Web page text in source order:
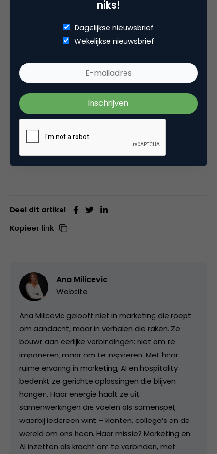
eerlijke en opvallend eenvoudige marketing die
vaak sterk inspelen op de alledaagse behoeften
bedenken.
Dus, marketeer van de toekomst, omarm AI als
partner en verlies de controle niet. Denk vooruit,
blijf nieuwsgierig en gebruik AI als middel om je
impact te vergroten. Nu alles met data wordt
gevoed, is het de menselijke touch en jouw pure
verhaal die je merk onderscheidt en klanten bindt.
Deel dit artikel
Kopieer link
Ana Milicevic
Website
Ana Milicevic gelooft niet in marketing die roept
om aandacht, maar in verhalen die raken. Ze
bouwt aan eerlijke verbindingen: niet om te
imponeren, maar om te inspireren. Met haar
ruime ervaring in marketing, AI en hospitality
bedenkt ze gerichte oplossingen die blijven
hangen. Haar energie haalt ze uit
samenwerkingen die voelen als samenspel,
waarbij iedereen wint – klanten, collega’s en de
wereld om ons heen. Haar missie? Marketing en
AI inzetten als kracht om te verbinden, met
niks!
Dagelijkse nieuwsbrief
Wekelijkse nieuwsbrief